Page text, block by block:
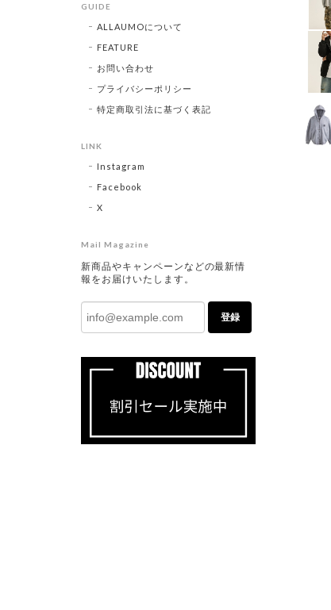
GUIDE
ALLAUMOについて
FEATURE
お問い合わせ
プライバシーポリシー
特定商取引法に基づく表記
LINK
Instagram
Facebook
X
Mail Magazine
新商品やキャンペーンなどの最新情
報をお届けいたします。
登録